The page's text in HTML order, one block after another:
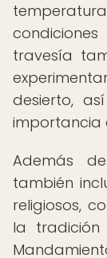
travesía
desierto,
importancia
Además
también
religiosos,
la tradición